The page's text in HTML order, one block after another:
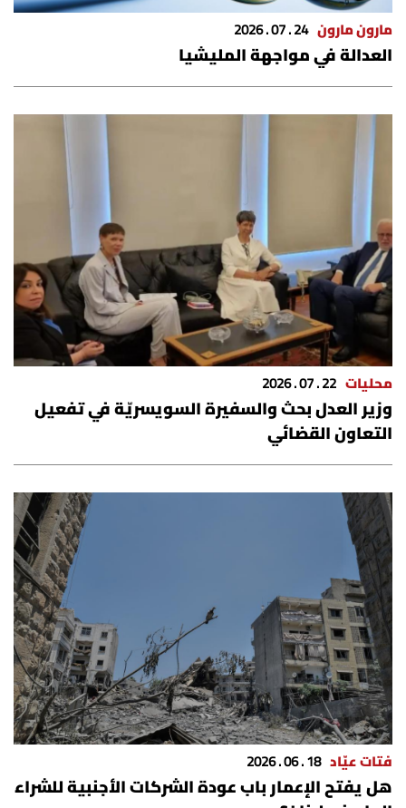
شروط الإشتراك
مارون مارون 24 . 07 . 2026
العدالة في مواجهة المليشيا
محليات 22 . 07 . 2026
وزير العدل بحث والسفيرة السويسريّة في تفعيل
التعاون القضائي
فتات عيّاد 18 . 06 . 2026
هل يفتح الإعمار باب عودة الشركات الأجنبية للشراء